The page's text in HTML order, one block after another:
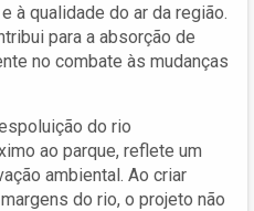
à qualidade do ar da região.
para a absorção de
no combate às mudanças
do rio
ao parque, reflete um
ambiental. Ao criar
do rio, o projeto não